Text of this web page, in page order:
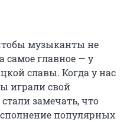
музыканты не
самое главное — у
славы. Когда у нас
играли свой
замечать, что
популярных